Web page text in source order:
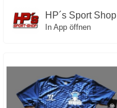
HP´s Sport Shop
In App öffnen